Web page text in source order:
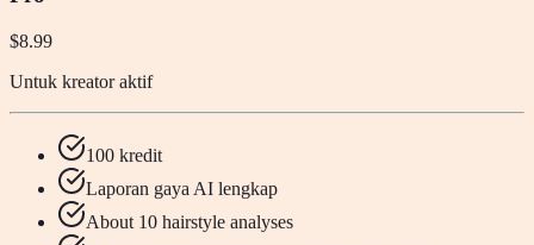
$8.99
Untuk kreator aktif
100 kredit
Laporan gaya AI lengkap
About 10 hairstyle analyses